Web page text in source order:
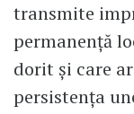
transmite
permanență
dorit și care
persistența